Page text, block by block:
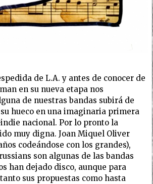
de L.A. y antes de conocer de
en su nueva etapa nos
de nuestras bandas subirá de
hueco en una imaginaria primera
nacional. Por lo pronto la
muy digna. Joan Miquel Oliver
codeándose con los grandes),
son algunas de las bandas
han dejado disco, aunque para
sus propuestas como hasta